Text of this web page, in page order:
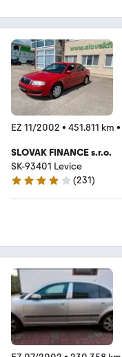
EZ 11/2002 • 451.811 km •
SLOVAK FINANCE s.r.o.
SK-93401 Levice
4.2 Sterne
(231)